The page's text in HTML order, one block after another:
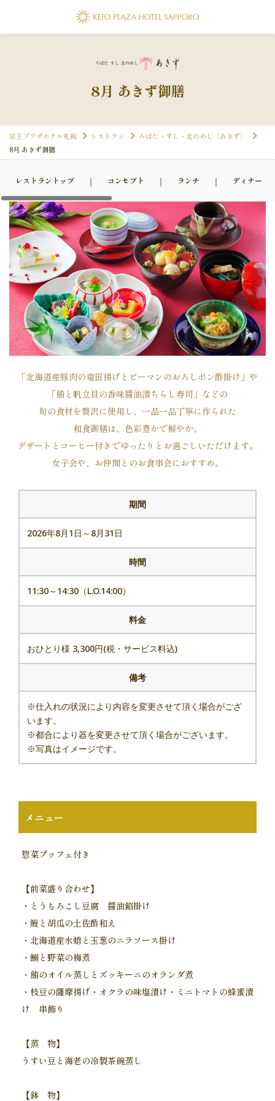
8月 あきず御膳
京王プラザホテル札幌 レストラン
ろばた・すし・北のめし〈あきず〉
8月 あきず御膳
レストラントップ コンセプト ランチ ディナー
「北海道産豚肉の竜田揚げとピーマンのおろしポン酢掛け」や
「鮪と帆立貝の香味醤油漬ちらし寿司」などの
旬の食材を贅沢に使用し、一品一品丁寧に作られた
和食御膳は、色彩豊かで鮮やか。
デザートとコーヒー付きでゆったりとお過ごしいただけます。
女子会や、お仲間とのお食事会におすすめ。
期間
2026年8月1日～8月31日
時間
11:30～14:30（L.O.14:00）
料金
おひとり様 3,300円(税・サービス料込)
備考
※仕入れの状況により内容を変更させて頂く場合がござ
います。
※都合により器を変更させて頂く場合がございます。
※写真はイメージです。
メニュー
惣菜ブッフェ付き
【前菜盛り合わせ】
・とうもろこし豆腐 醤油餡掛け
・鰻と胡瓜の土佐酢和え
・北海道産水蛸と玉葱のニラソース掛け
・鰯と野菜の梅煮
・鮪のオイル蒸しとズッキーニのオランダ煮
・枝豆の薩摩揚げ・オクラの味塩漬け・ミニトマトの蜂蜜漬
け 串飾り
【蒸 物】
うすい豆と海老の冷製茶碗蒸し
【鉢 物】
フォーム
フォーム
フォーム
代表電話
011-271-0111